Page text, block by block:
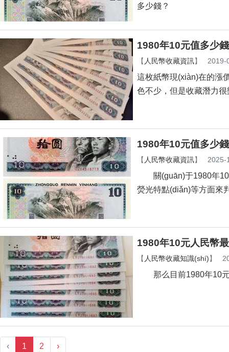
多少錢？
1980年10元值多少錢
【 人民幣收藏資訊】 2019-
這枚紙幣現(xiàn)在的漲
色不少，但是收藏潛力很樂觀
1980年10元值多少
【 人民幣收藏資訊】 2025-
關(guān)于1980年10元
熒光特點(diǎn)等方面來判
1980年10元人民幣
【 人民幣收藏知識(shí)】
那么目前1980年10元人
‹ 1 2 ›